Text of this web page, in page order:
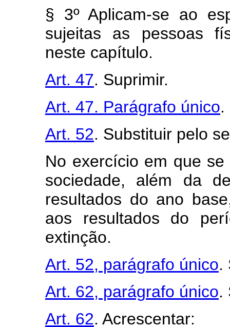
§ 3º Aplicam-se ao
sujeitas as pessoas
neste capítulo.
Art. 47. Suprimir.
Art. 47. Parágrafo único.
Art. 52. Substituir pelo
No exercício em que
sociedade, além da
resultados do ano
aos resultados do
extinção.
Art. 52, parágrafo único.
Art. 62, parágrafo único.
Art. 62. Acrescentar: